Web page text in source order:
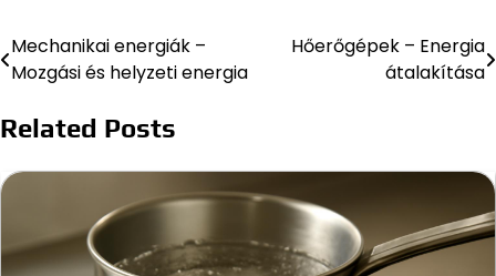
Bejegyzés
navigáció
Mechanikai energiák –
Mozgási és helyzeti energia
Hőerőgépek – Energia
átalakítása
Related Posts